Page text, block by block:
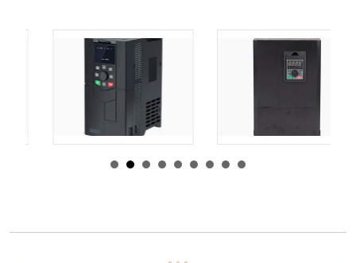
由admin |30 1 月,
2026
由admin |29 1 月,